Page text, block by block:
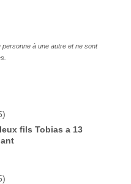
à une autre et ne sont
fils Tobias a 13